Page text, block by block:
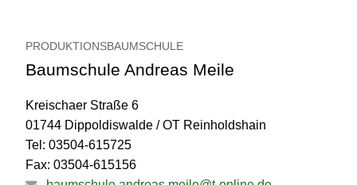
PRODUKTIONSBAUMSCHULE
Baumschule Andreas Meile
Kreischaer Straße 6
01744 Dippoldiswalde / OT Reinholdshain
Tel: 03504-615725
Fax: 03504-615156